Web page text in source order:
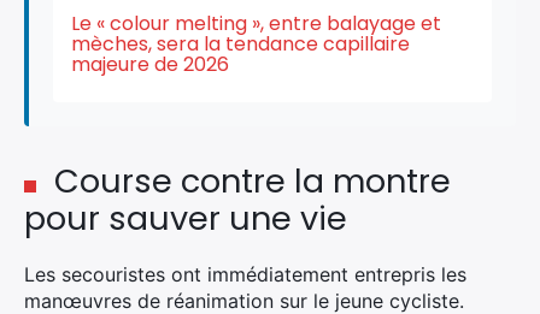
Le « colour melting », entre balayage et
mèches, sera la tendance capillaire
majeure de 2026
Course contre la montre
pour sauver une vie
Les secouristes ont immédiatement entrepris les
manœuvres de réanimation sur le jeune cycliste.